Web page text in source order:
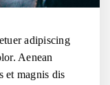
adipiscing
Aenean
et magnis dis